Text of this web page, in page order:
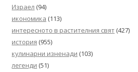
Израел (94)
икономика (113)
интересното в растителния свят (427)
история (955)
кулинарни изненади (103)
легенди (51)